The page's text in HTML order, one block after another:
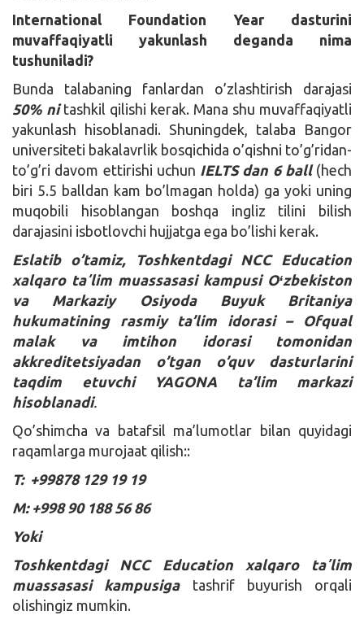
International Foundation Year dasturini
muvaffaqiyatli yakunlash deganda nima
tushuniladi?
Bunda talabaning fanlardan o’zlashtirish darajasi
50% nitashkil qilishi kerak. Mana shu muvaffaqiyatli
yakunlash hisoblanadi. Shuningdek, talaba Bangor
universiteti bakalavrlik bosqichida o’qishni to’g’ridan-
to’g’ri davom ettirishi uchun IELTS dan 6 ball(hech
biri 5.5 balldan kam bo’lmagan holda) ga yoki uning
muqobili hisoblangan boshqa ingliz tilini bilish
darajasini isbotlovchi hujjatga ega bo’lishi kerak.
Eslatib o’tamiz, Toshkentdagi NCC Education
xalqaro taʼlim muassasasi kampusi Oʻzbekiston
va Markaziy Osiyoda Buyuk Britaniya
hukumatining rasmiy ta’lim idorasi – Ofqual
malak va imtihon idorasi tomonidan
akkreditetsiyadan o’tgan o’quv dasturlarini
taqdim etuvchi YAGONA ta’lim markazi
hisoblanadi.
Qo’shimcha va batafsil ma’lumotlar bilan quyidagi
raqamlarga murojaat qilish::
T: +99878 129 19 19
M: +998 90 188 56 86
Yoki
Toshkentdagi NCC Education xalqaro taʼlim
muassasasi kampusiga tashrif buyurish orqali
olishingiz mumkin.